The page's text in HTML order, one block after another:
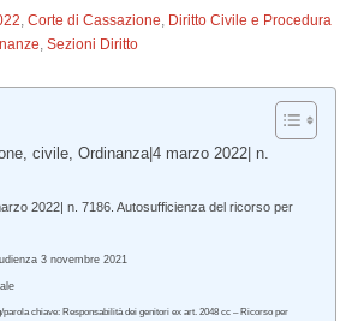
,Corte di Cassazione, Diritto Civile e Procedura
,Sezioni Diritto
civile, Ordinanza|4 marzo 2022| n.
2022| n. 7186. Autosufficienza del ricorso per
3 novembre 2021
parola chiave: Responsabilità dei genitori ex art. 2048 cc – Ricorso per